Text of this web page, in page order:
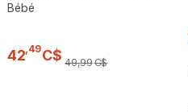
Bébé
42,49C$ 49,99C$